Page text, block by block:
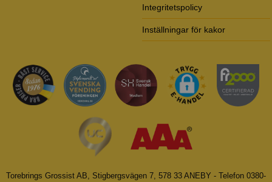
Integritetspolicy
Inställningar för kakor
Torebrings Grossist AB, Stigbergsvägen 7, 578 33 ANEBY - Telefon 0380-